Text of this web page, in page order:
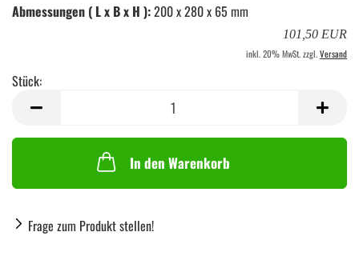
Abmessungen ( L x B x H ):200 x 280 x 65 mm
101,50 EUR
inkl. 20% MwSt. zzgl.Versand
Stück:
In den Warenkorb
Frage zum Produkt stellen!